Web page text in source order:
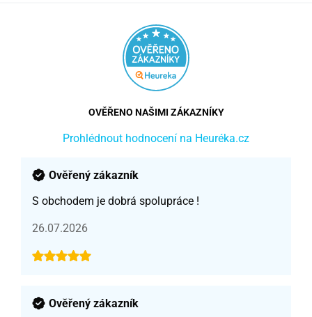
OVĚŘENO NAŠIMI ZÁKAZNÍKY
Prohlédnout hodnocení na Heuréka.cz
Ověřený zákazník
S obchodem je dobrá spolupráce !
26.07.2026
Ověřený zákazník